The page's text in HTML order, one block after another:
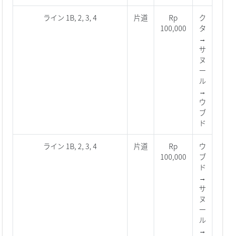
ライン 1B, 2, 3, 4 片道
Rp
100,000
ク
タ
→
サ
ヌ
ー
ル
→
ウ
ブ
ド
ライン 1B, 2, 3, 4 片道
Rp
100,000
ウ
ブ
ド
→
サ
ヌ
ー
ル
→